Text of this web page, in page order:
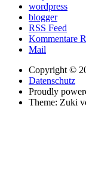
wordpress
blogger
RSS Feed
Kommentare
Mail
Copyright ©
Datenschutz
Proudly
Theme: Zuki